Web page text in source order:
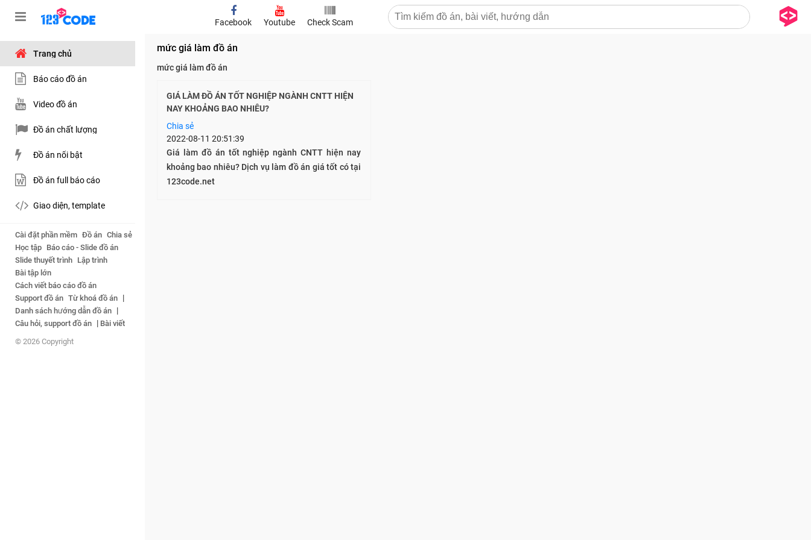
Facebook Youtube Check Scam
Trang chủ
Báo cáo đồ án
Video đồ án
Đồ án chất lượng
Đồ án nổi bật
Đồ án full báo cáo
Giao diện, template
Cài đặt phần mềm Đồ án Chia sẻ
Học tập Báo cáo - Slide đồ án
Slide thuyết trình Lập trình
Bài tập lớn
Cách viết báo cáo đồ án
Support đồ án Từ khoá đồ án |
Danh sách hướng dẫn đồ án |
Câu hỏi, support đồ án | Bài viết
© 2026 Copyright
mức giá làm đồ án
mức giá làm đồ án
GIÁ LÀM ĐỒ ÁN TỐT NGHIỆP NGÀNH CNTT HIỆN
NAY KHOẢNG BAO NHIÊU?
Chia sẻ
2022-08-11 20:51:39
Giá làm đồ án tốt nghiệp ngành CNTT hiện nay
khoảng bao nhiêu? Dịch vụ làm đồ án giá tốt có tại
123code.net